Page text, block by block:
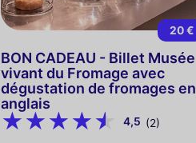
20 €
BON CADEAU - Billet Musée
vivant du Fromage avec
dégustation de fromages en
anglais
4,5 (2)